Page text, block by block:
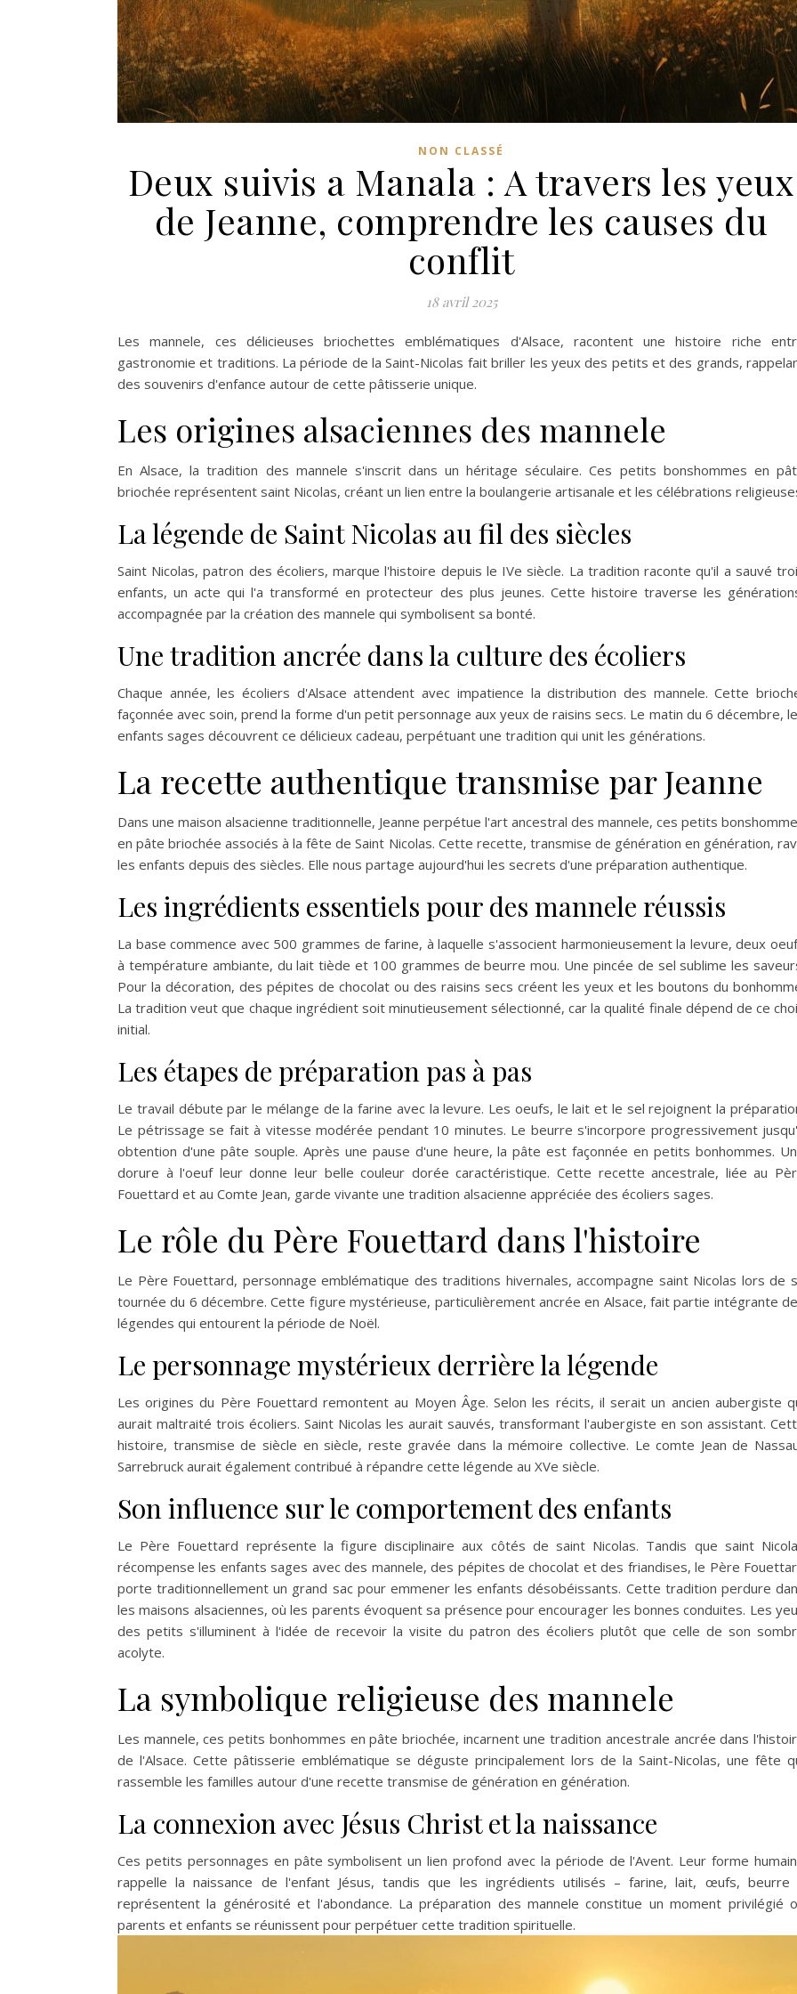
NON CLASSÉ
Deux suivis a Manala : A travers les yeux
de Jeanne, comprendre les causes du
conflit
18 avril 2025
Les mannele, ces délicieuses briochettes emblématiques d'Alsace, racontent une histoire riche
gastronomie et traditions. La période de la Saint-Nicolas fait briller les yeux des petits et des grands,
des souvenirs d'enfance autour de cette pâtisserie unique.
Les origines alsaciennes des mannele
En Alsace, la tradition des mannele s'inscrit dans un héritage séculaire. Ces petits bonshommes en
briochée représentent saint Nicolas, créant un lien entre la boulangerie artisanale et les célébrations
La légende de Saint Nicolas au fil des siècles
Saint Nicolas, patron des écoliers, marque l'histoire depuis le IVe siècle. La tradition raconte qu'il a sauvé
enfants, un acte qui l'a transformé en protecteur des plus jeunes. Cette histoire traverse les
accompagnée par la création des mannele qui symbolisent sa bonté.
Une tradition ancrée dans la culture des écoliers
Chaque année, les écoliers d'Alsace attendent avec impatience la distribution des mannele. Cette
façonnée avec soin, prend la forme d'un petit personnage aux yeux de raisins secs. Le matin du 6 décembre,
enfants sages découvrent ce délicieux cadeau, perpétuant une tradition qui unit les générations.
La recette authentique transmise par Jeanne
Dans une maison alsacienne traditionnelle, Jeanne perpétue l'art ancestral des mannele, ces petits
en pâte briochée associés à la fête de Saint Nicolas. Cette recette, transmise de génération en génération,
les enfants depuis des siècles. Elle nous partage aujourd'hui les secrets d'une préparation authentique.
Les ingrédients essentiels pour des mannele réussis
La base commence avec 500 grammes de farine, à laquelle s'associent harmonieusement la levure, deux
à température ambiante, du lait tiède et 100 grammes de beurre mou. Une pincée de sel sublime les
Pour la décoration, des pépites de chocolat ou des raisins secs créent les yeux et les boutons du
La tradition veut que chaque ingrédient soit minutieusement sélectionné, car la qualité finale dépend de ce
initial.
Les étapes de préparation pas à pas
Le travail débute par le mélange de la farine avec la levure. Les oeufs, le lait et le sel rejoignent la
Le pétrissage se fait à vitesse modérée pendant 10 minutes. Le beurre s'incorpore progressivement
obtention d'une pâte souple. Après une pause d'une heure, la pâte est façonnée en petits bonhommes.
dorure à l'oeuf leur donne leur belle couleur dorée caractéristique. Cette recette ancestrale, liée au
Fouettard et au Comte Jean, garde vivante une tradition alsacienne appréciée des écoliers sages.
Le rôle du Père Fouettard dans l'histoire
Le Père Fouettard, personnage emblématique des traditions hivernales, accompagne saint Nicolas lors de
tournée du 6 décembre. Cette figure mystérieuse, particulièrement ancrée en Alsace, fait partie intégrante
légendes qui entourent la période de Noël.
Le personnage mystérieux derrière la légende
Les origines du Père Fouettard remontent au Moyen Âge. Selon les récits, il serait un ancien aubergiste
aurait maltraité trois écoliers. Saint Nicolas les aurait sauvés, transformant l'aubergiste en son assistant.
histoire, transmise de siècle en siècle, reste gravée dans la mémoire collective. Le comte Jean de
Sarrebruck aurait également contribué à répandre cette légende au XVe siècle.
Son influence sur le comportement des enfants
Le Père Fouettard représente la figure disciplinaire aux côtés de saint Nicolas. Tandis que saint
récompense les enfants sages avec des mannele, des pépites de chocolat et des friandises, le Père
porte traditionnellement un grand sac pour emmener les enfants désobéissants. Cette tradition perdure
les maisons alsaciennes, où les parents évoquent sa présence pour encourager les bonnes conduites. Les
des petits s'illuminent à l'idée de recevoir la visite du patron des écoliers plutôt que celle de son
acolyte.
La symbolique religieuse des mannele
Les mannele, ces petits bonhommes en pâte briochée, incarnent une tradition ancestrale ancrée dans
de l'Alsace. Cette pâtisserie emblématique se déguste principalement lors de la Saint-Nicolas, une fête
rassemble les familles autour d'une recette transmise de génération en génération.
La connexion avec Jésus Christ et la naissance
Ces petits personnages en pâte symbolisent un lien profond avec la période de l'Avent. Leur forme
rappelle la naissance de l'enfant Jésus, tandis que les ingrédients utilisés – farine, lait, œufs, beurre
représentent la générosité et l'abondance. La préparation des mannele constitue un moment privilégié
parents et enfants se réunissent pour perpétuer cette tradition spirituelle.